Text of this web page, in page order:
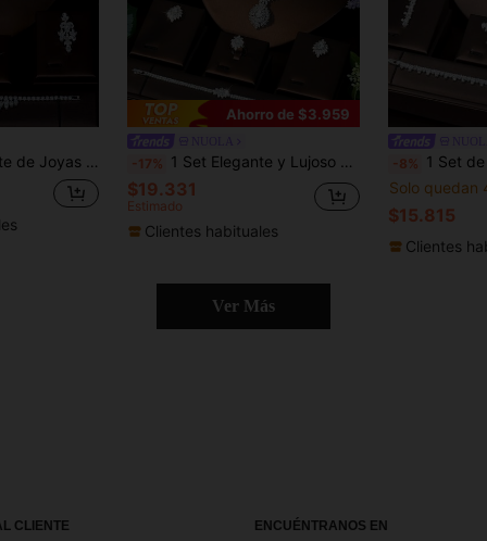
Rombo y Corona, Adecuado para el Uso de Boda de Mujeres
Ahorro de $3.959
-17% 1 Set Elegante y Lujoso Conjunto de Joyería con Racimo Floral de Circonita Cúbica, Diseño de Escote en V + Colgante Floral, Adecuado para Gala Nocturna de Mujeres, Uso en Alfombra Roja
$19.331
Estimado
Clientes habituales
-8% 1 Set de Joyería Estilo Minimalista Resistente con Cadena Fina Incrustada Completa, Ojo de
Solo quedan
$15.815
Clientes
Ver Más
CLIENTE ENCUÉNTRANOS EN